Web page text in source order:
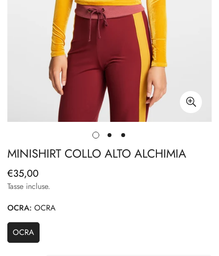
MINISHIRT COLLO ALTO ALCHIMIA
Prezzo
regolare
€35,00
Tasse incluse.
OCRA: OCRA
OCRA